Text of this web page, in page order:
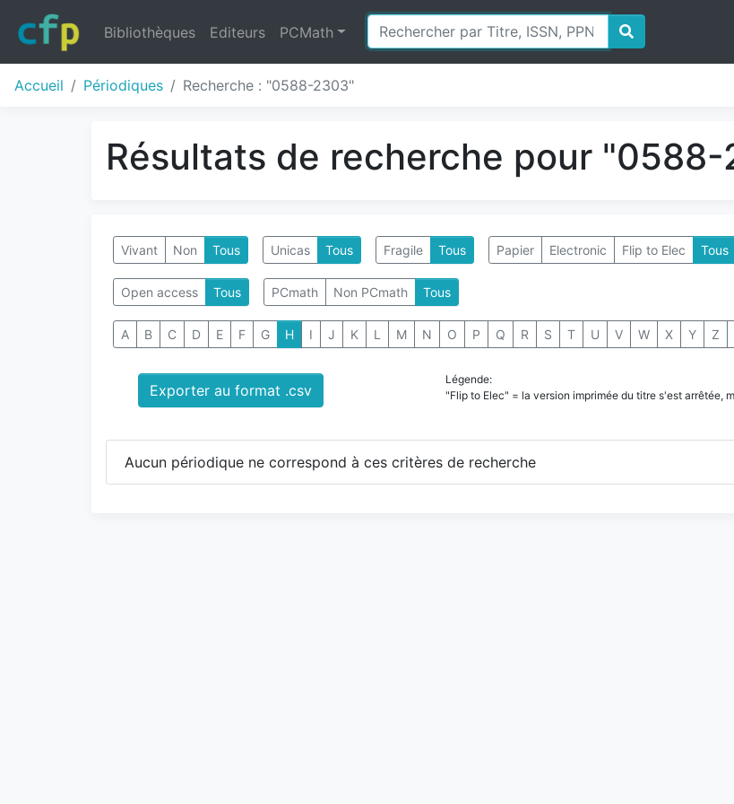
Bibliothèques Editeurs PCMath
Accueil Périodiques Recherche : "0588-2303"
Résultats de recherche pour
Vivant Non Tous Unicas Tous Fragile Tous Papier Electronic Flip to Elec Tous
Open access Tous PCmath Non PCmath Tous
A B C D E F G H I J K L M N O P Q R S T U V W X Y Z
Exporter au format .csv
Légende:
"Flip to Elec" = la version imprimée du titre s'est arrêtée,
Aucun périodique ne correspond à ces critères de recherche